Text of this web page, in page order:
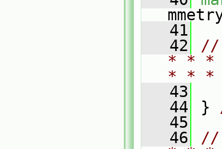
   41
   42
//
* * *
* *
   43
   44
}
   45
   46
//